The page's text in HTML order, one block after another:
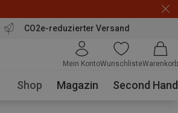
CO2e-reduzierter Versand
Mein KontoWunschlisteWarenkorb
Shop Magazin Second Hand